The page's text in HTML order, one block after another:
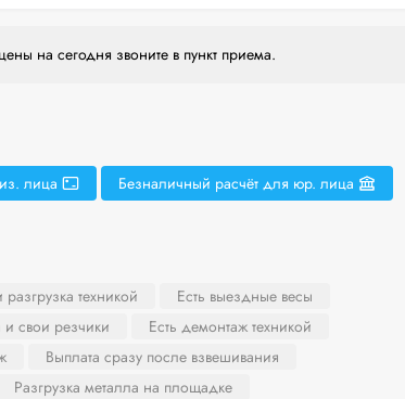
на сегодня звоните в пункт приема.
лица Безналичный расчёт для юр. лица
техникой
Есть выездные весы
и свои резчики
Есть демонтаж техникой
Выплата сразу после взвешивания
Разгрузка металла на площадке